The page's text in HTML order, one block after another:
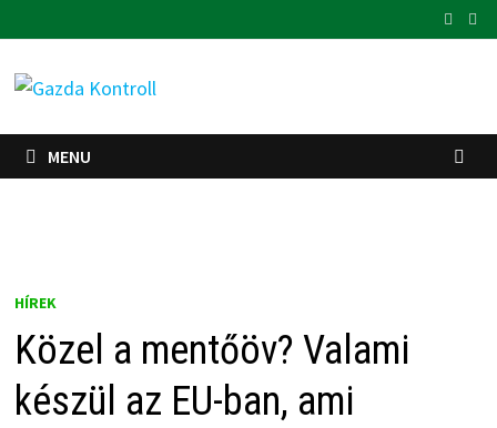
to
content
MENU
HÍREK
Közel a mentőöv? Valami
készül az EU-ban, ami